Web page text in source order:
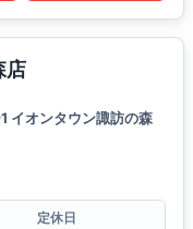
店
イオンタウン諏訪の森
定休日